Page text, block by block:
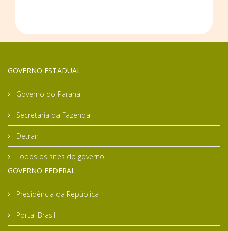
GOVERNO ESTADUAL
Governo do Paraná
Secretaria da Fazenda
Detran
Todos os sites do governo
GOVERNO FEDERAL
Presidência da República
Portal Brasil